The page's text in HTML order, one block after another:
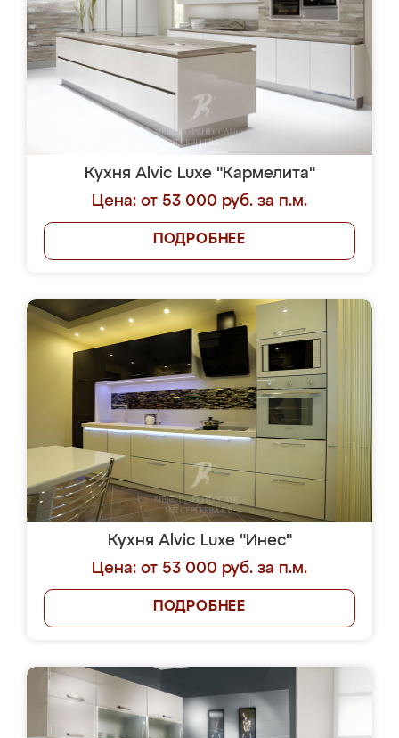
Кухня Alvic Luxe "Кармелита"
Цена: от 53 000 руб. за п.м.
ПОДРОБНЕЕ
Кухня Alvic Luxe "Инес"
Цена: от 53 000 руб. за п.м.
ПОДРОБНЕЕ